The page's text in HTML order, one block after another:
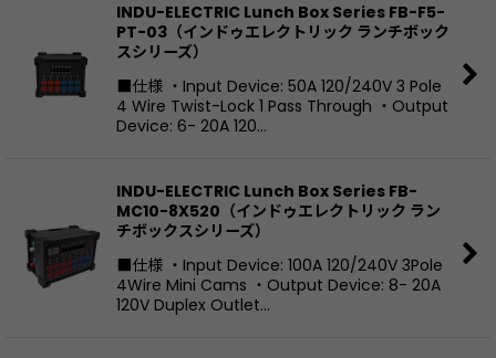
INDU-ELECTRIC Lunch Box Series FB-F5-
PT-03（インドゥエレクトリック ランチボック
スシリーズ）
■仕様 ・Input Device: 50A 120/240V 3 Pole
4 Wire Twist-Lock 1 Pass Through ・Output
Device: 6- 20A 120…
INDU-ELECTRIC Lunch Box Series FB-
MC10-8X520（インドゥエレクトリック ラン
チボックスシリーズ）
■仕様 ・Input Device: 100A 120/240V 3Pole
4Wire Mini Cams ・Output Device: 8- 20A
120V Duplex Outlet…